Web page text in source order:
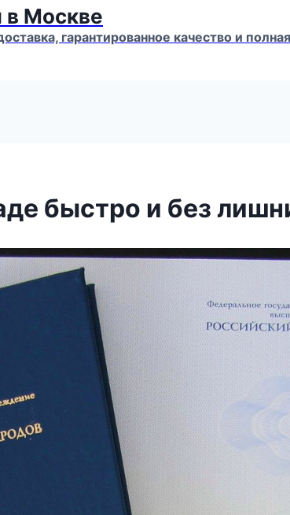
в Москве
гарантированное качество и
быстро и без